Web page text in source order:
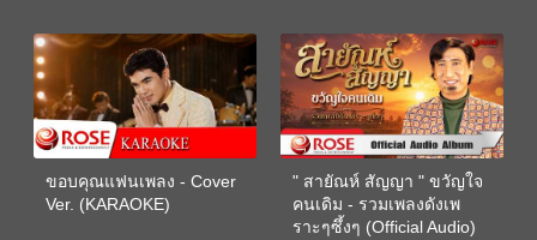
ขอบคุณแฟนเพลง - Cover
Ver. (KARAOKE)
" สายัณห์ สัญญา " ขวัญใจ
คนเดิม - รวมเพลงดังเพ
ราะๆซึ้งๆ (Official Audio)